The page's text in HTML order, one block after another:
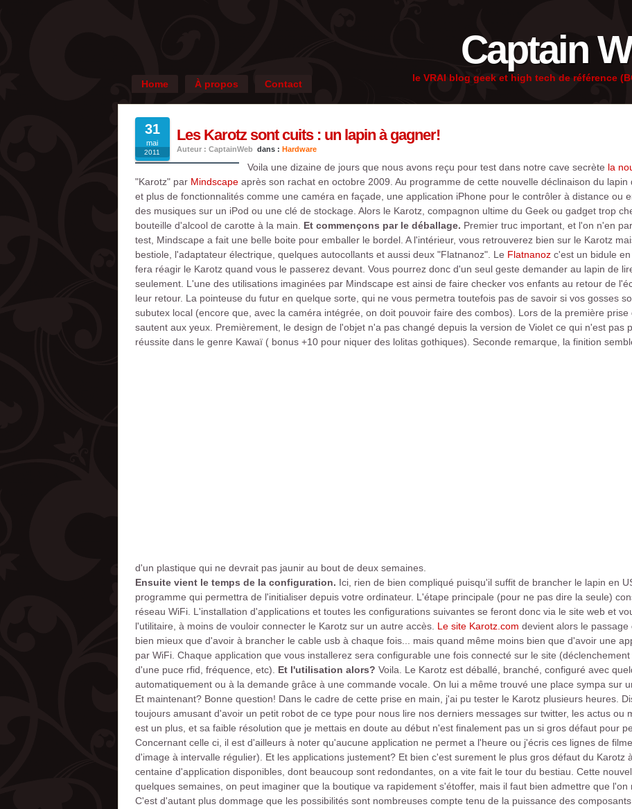
Captain
le VRAI blog geek et high tech de référence
Home À propos Contact
31
mai
2011
Les Karotz sont cuits : un lapin à gagner!
Auteur : CaptainWeb dans : Hardware
Voila une dizaine de jours que nous avons reçu pour test dans notre cave secrète la
"Karotz" par Mindscapeaprès son rachat en octobre 2009. Au programme de cette nouvelle déclinaison du
et plus de fonctionnalités comme une caméra en façade, une application iPhone pour le contrôler à distance ou
des musiques sur un iPod ou une clé de stockage. Alors le Karotz, compagnon ultime du Geek ou gadget trop
bouteille d'alcool de carotte à la main. Et commençons par le déballage. Premier truc important, et l'on n'en
test, Mindscape a fait une belle boite pour emballer le bordel. A l'intérieur, vous retrouverez bien sur le Karotz
bestiole, l'adaptateur électrique, quelques autocollants et aussi deux "Flatnanoz". Le Flatnanozc'est un bidule en
fera réagir le Karotz quand vous le passerez devant. Vous pourrez donc d'un seul geste demander au lapin de
seulement. L'une des utilisations imaginées par Mindscape est ainsi de faire checker vos enfants au retour de
leur retour. La pointeuse du futur en quelque sorte, qui ne vous permetra toutefois pas de savoir si vos gosses
subutex local (encore que, avec la caméra intégrée, on doit pouvoir faire des combos). Lors de la première
sautent aux yeux. Premièrement, le design de l'objet n'a pas changé depuis la version de Violet ce qui n'est pas
réussite dans le genre Kawaï ( bonus +10 pour niquer des lolitas gothiques). Seconde remarque, la finition
d'un plastique qui ne devrait pas jaunir au bout de deux semaines.
Ensuite vient le temps de la configuration. Ici, rien de bien compliqué puisqu'il suffit de brancher le lapin en
programme qui permettra de l'initialiser depuis votre ordinateur. L'étape principale (pour ne pas dire la seule)
réseau WiFi. L'installation d'applications et toutes les configurations suivantes se feront donc via le site web et
l'utilitaire, à moins de vouloir connecter le Karotz sur un autre accès. Le site Karotz.com devient alors le
bien mieux que d'avoir à brancher le cable usb à chaque fois... mais quand même moins bien que d'avoir une
par WiFi. Chaque application que vous installerez sera configurable une fois connecté sur le site
d'une puce rfid, fréquence, etc). Et l'utilisation alors? Voila. Le Karotz est déballé, branché, configuré avec
automatiquement ou à la demande grâce à une commande vocale. On lui a même trouvé une place sympa sur
Et maintenant? Bonne question! Dans le cadre de cette prise en main, j'ai pu tester le Karotz plusieurs heures.
toujours amusant d'avoir un petit robot de ce type pour nous lire nos derniers messages sur twitter, les actus ou
est un plus, et sa faible résolution que je mettais en doute au début n'est finalement pas un si gros défaut pour
Concernant celle ci, il est d'ailleurs à noter qu'aucune application ne permet a l'heure ou j'écris ces lignes de
d'image à intervalle régulier). Et les applications justement? Et bien c'est surement le plus gros défaut du Karotz
centaine d'application disponibles, dont beaucoup sont redondantes, on a vite fait le tour du bestiau. Cette
quelques semaines, on peut imaginer que la boutique va rapidement s'étoffer, mais il faut bien admettre que l'on
C'est d'autant plus dommage que les possibilités sont nombreuses compte tenu de la puissance des